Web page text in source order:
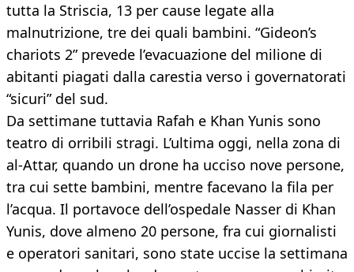
tutta la Striscia, 13 per cause legate alla
malnutrizione, tre dei quali bambini. “Gideon’s
chariots 2” prevede l’evacuazione del milione di
abitanti piagati dalla carestia verso i governatorati
“sicuri” del sud.
Da settimane tuttavia Rafah e Khan Yunis sono
teatro di orribili stragi. L’ultima oggi, nella zona di
al-Attar, quando un drone ha ucciso nove persone,
tra cui sette bambini, mentre facevano la fila per
l’acqua. Il portavoce dell’ospedale Nasser di Khan
Yunis, dove almeno 20 persone, fra cui giornalisti
e operatori sanitari, sono state uccise la settimana